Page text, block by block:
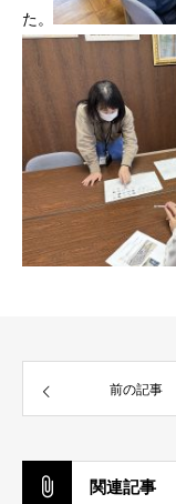
た。
前の記事
関連記事